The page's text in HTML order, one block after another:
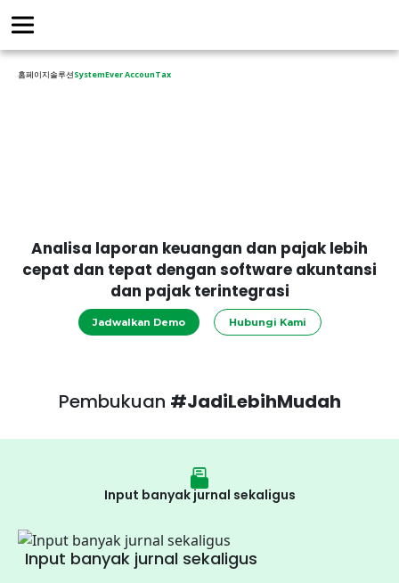
홈페이지솔루션SystemEver AccounTax
Analisa laporan keuangan dan pajak lebih
cepat dan tepat dengan software akuntansi
dan pajak terintegrasi
Jadwalkan Demo Hubungi Kami
Pembukuan #JadiLebihMudah
Input banyak jurnal sekaligus
Input banyak jurnal sekaligus